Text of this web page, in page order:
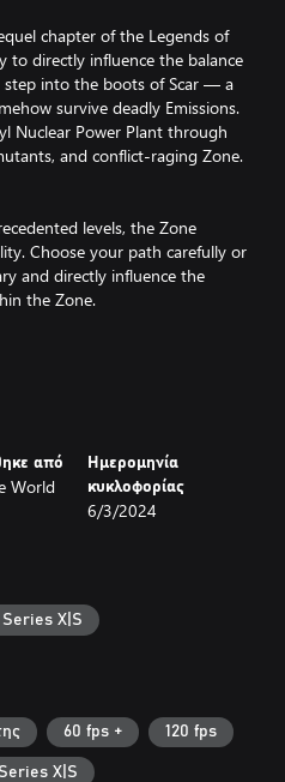
chapter of the Legends of
to directly influence the balance
into the boots of Scar — a
survive deadly Emissions.
Nuclear Power Plant through
and conflict-raging Zone.
levels, the Zone
Choose your path carefully or
and directly influence the
the Zone.
Utilize your arsenal with
PAST
directly to the original
characters and exploring
από
World
Ημερομηνία
κυκλοφορίας
6/3/2024
Series X|S
60 fps + 120 fps
X|S